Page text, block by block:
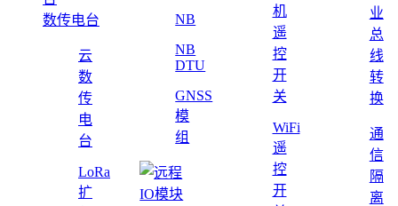
数传电台
云
数
传
电
台
LoRa
扩
NB
NB
DTU
GNSS
模
组
机
遥
控
开
关
WiFi
遥
控
开
业
总
线
转
换
通
信
隔
离